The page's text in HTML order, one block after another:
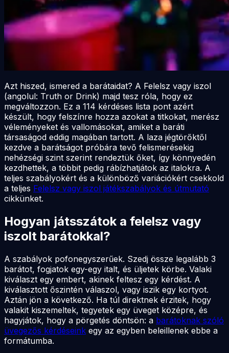
Azt hiszed, ismered a barátaidat? A Felelsz vagy iszol
(angolul: Truth or Drink) majd tesz róla, hogy ez
megváltozzon. Ez a 114 kérdéses lista pont azért
készült, hogy felszínre hozza azokat a titkokat, merész
véleményeket és vallomásokat, amiket a baráti
társaságod eddig magában tartott. A laza jégtörőktől
kezdve a barátságot próbára tevő felismerésekig
nehézségi szint szerint rendeztük őket, így könnyedén
kezdhettek, a többit pedig rábízhatjátok az italokra. A
teljes szabályokért és a különböző variációkért csekkold
a teljes Felelsz vagy iszol játékszabályok és útmutató
cikkünket.
Hogyan játsszátok a felelsz vagy
iszolt barátokkal?
A szabályok pofonegyszerűek. Szedj össze legalább 3
barátot, fogjatok egy-egy italt, és üljetek körbe. Valaki
kiválaszt egy embert, akinek feltesz egy kérdést. A
kiválasztott őszintén válaszol, vagy iszik egy kortyot.
Aztán jön a következő. Ha túl direktnek érzitek, hogy
valakit kiszemeltek, tegyetek egy üveget középre, és
hagyjátok, hogy a pörgetés döntsön: a barátoknak szóló
üvegezős kérdéseink egy az egyben beleillenek ebbe a
formátumba.